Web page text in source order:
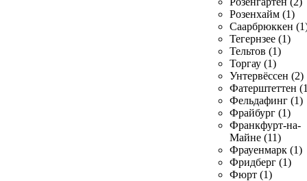
Розенхайм (1)
Саарбрюккен
Тегернзее (1)
Тельтов (1)
Торгау (1)
Унтервёссен (2)
Фатерштеттен
Фельдафинг (1)
Фрайбург (1)
Франкфурт-на-
Майне (11)
Фрауенмарк (1)
Фридберг (1)
Фюрт (1)